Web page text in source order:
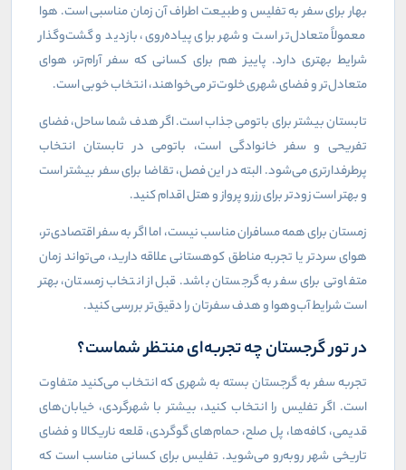
بهار برای سفر به تفلیس و طبیعت اطراف آن زمان مناسبی است. هوا
معمولاً متعادل‌تر است و شهر برای پیاده‌روی، بازدید و گشت‌وگذار
شرایط بهتری دارد. پاییز هم برای کسانی که سفر آرام‌تر، هوای
متعادل‌تر و فضای شهری خلوت‌تر می‌خواهند، انتخاب خوبی است.
تابستان بیشتر برای باتومی جذاب است. اگر هدف شما ساحل، فضای
تفریحی و سفر خانوادگی است، باتومی در تابستان انتخاب
پرطرفدارتری می‌شود. البته در این فصل، تقاضا برای سفر بیشتر است
و بهتر است زودتر برای رزرو پرواز و هتل اقدام کنید.
زمستان برای همه مسافران مناسب نیست، اما اگر به سفر اقتصادی‌تر،
هوای سردتر یا تجربه مناطق کوهستانی علاقه دارید، می‌تواند زمان
متفاوتی برای سفر به گرجستان باشد. قبل از انتخاب زمستان، بهتر
است شرایط آب‌وهوا و هدف سفرتان را دقیق‌تر بررسی کنید.
در تور گرجستان چه تجربه‌ای منتظر شماست؟
تجربه سفر به گرجستان بسته به شهری که انتخاب می‌کنید متفاوت
است. اگر تفلیس را انتخاب کنید، بیشتر با شهرگردی، خیابان‌های
قدیمی، کافه‌ها، پل صلح، حمام‌های گوگردی، قلعه ناریکالا و فضای
تاریخی شهر روبه‌رو می‌شوید. تفلیس برای کسانی مناسب است که